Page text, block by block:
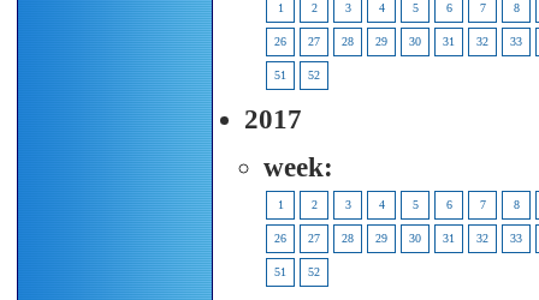
1 2 3 4 5 6 7 8
26 27 28 29 30 31 32 33
51 52
2017
week:
1 2 3 4 5 6 7 8
26 27 28 29 30 31 32 33
51 52